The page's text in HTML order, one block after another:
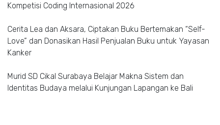
Kompetisi Coding Internasional 2026
Cerita Lea dan Aksara, Ciptakan Buku Bertemakan “Self-
Love” dan Donasikan Hasil Penjualan Buku untuk Yayasan
Kanker
Murid SD Cikal Surabaya Belajar Makna Sistem dan
Identitas Budaya melalui Kunjungan Lapangan ke Bali